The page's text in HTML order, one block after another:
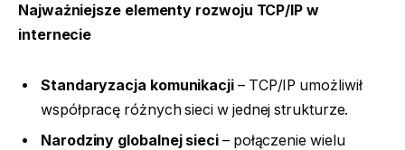
Najważniejsze elementy rozwoju TCP/IP w
internecie
Standaryzacja komunikacji – TCP/IP umożliwił
współpracę różnych sieci w jednej strukturze.
Narodziny globalnej sieci – połączenie wielu